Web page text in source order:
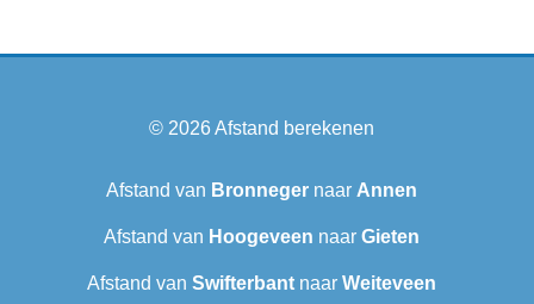
© 2026Afstand berekenen
Afstand van Bronnegernaar Annen
Afstand van Hoogeveen naar Gieten
Afstand van Swifterbantnaar Weiteveen